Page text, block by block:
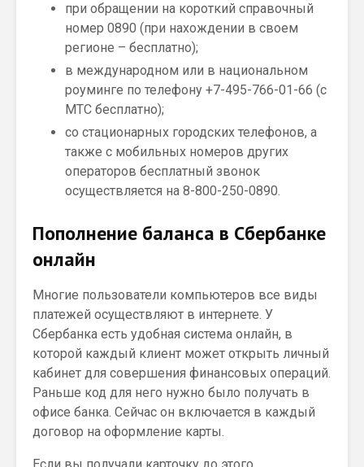
при обращении на короткий справочный
номер 0890 (при нахождении в своем
регионе – бесплатно);
в международном или в национальном
роуминге по телефону +7-495-766-01-66 (с
МТС бесплатно);
со стационарных городских телефонов, а
также с мобильных номеров других
операторов бесплатный звонок
осуществляется на 8-800-250-0890.
Пополнение баланса в Сбербанке
онлайн
Многие пользователи компьютеров все виды
платежей осуществляют в интернете. У
Сбербанка есть удобная система онлайн, в
которой каждый клиент может открыть личный
кабинет для совершения финансовых операций.
Раньше код для него нужно было получать в
офисе банка. Сейчас он включается в каждый
договор на оформление карты.